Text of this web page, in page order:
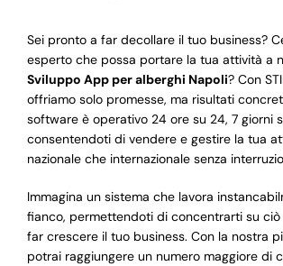
Sei pronto a far decollare il tuo business?
esperto che possa portare la tua attività a
Sviluppo App per alberghi Napoli? Con
offriamo solo promesse, ma risultati
software è operativo 24 ore su 24, 7 giorni
consentendoti di vendere e gestire la tua
nazionale che internazionale senza
Immagina un sistema che lavora
fianco, permettendoti di concentrarti su ciò
far crescere il tuo business. Con la nostra
potrai raggiungere un numero maggiore di